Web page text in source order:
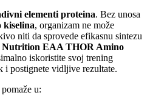
elementi proteina. Bez unosa
kiselina, organizam ne može
niti da sprovede efikasnu sintezu
Nutrition EAA THOR Amino
iskoristite svoj trening
i postignete vidljive rezultate.
u: